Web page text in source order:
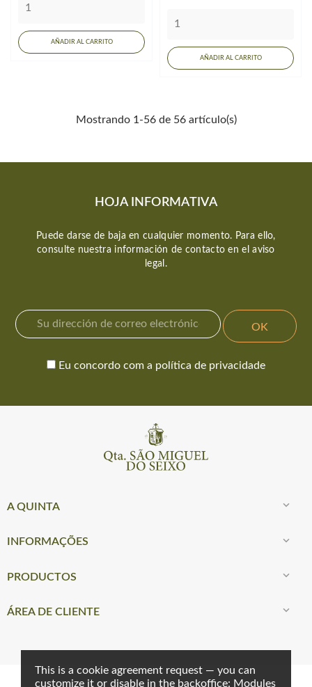
This is a cookie agreement request — you can
customize it or disable in the backoffice: Modules
AÑADIR AL CARRITO
AÑADIR AL CARRITO
Mostrando 1-56 de 56 artículo(s)
HOJA INFORMATIVA
Puede darse de baja en cualquier momento. Para ello,
consulte nuestra información de contacto en el aviso
legal.
Eu concordo com a política de privacidade
A QUINTA 
INFORMAÇÕES 
PRODUCTOS 
ÁREA DE CLIENTE 